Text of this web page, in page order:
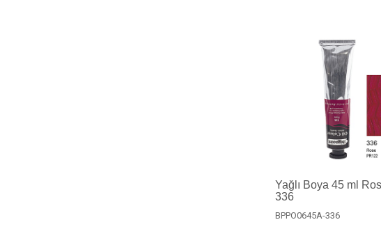
Yağlı Boya 45 ml
336
BPPO0645A-336